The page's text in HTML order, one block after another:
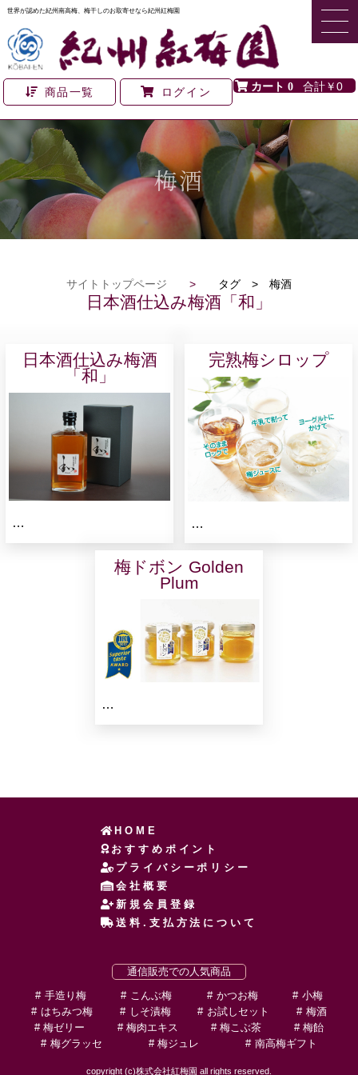
世界が認めた紀州南高梅、梅干しのお取寄せなら紀州紅梅園
商品一覧 ログイン 0 ￥0
梅酒
サイトトップページ > タグ > 梅酒
日本酒仕込み梅酒「和」
日本酒仕込み梅酒
「和」
…
完熟梅シロップ
…
梅ドボン Golden
Plum
…
HOME
おすすめポイント
プライバシーポリシー
会社概要
新規会員登録
送料.支払方法について
通信販売での人気商品
手造り梅
こんぶ梅 かつお梅
小梅
はちみつ梅
しそ漬梅 お試しセット
梅酒
梅ゼリー
梅肉エキス 梅こぶ茶
梅飴
梅グラッセ
梅ジュレ 南高梅ギフト
copyright (c)株式会社紅梅園 all rights reserved.